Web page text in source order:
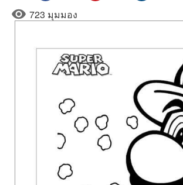
723 มุมมอง